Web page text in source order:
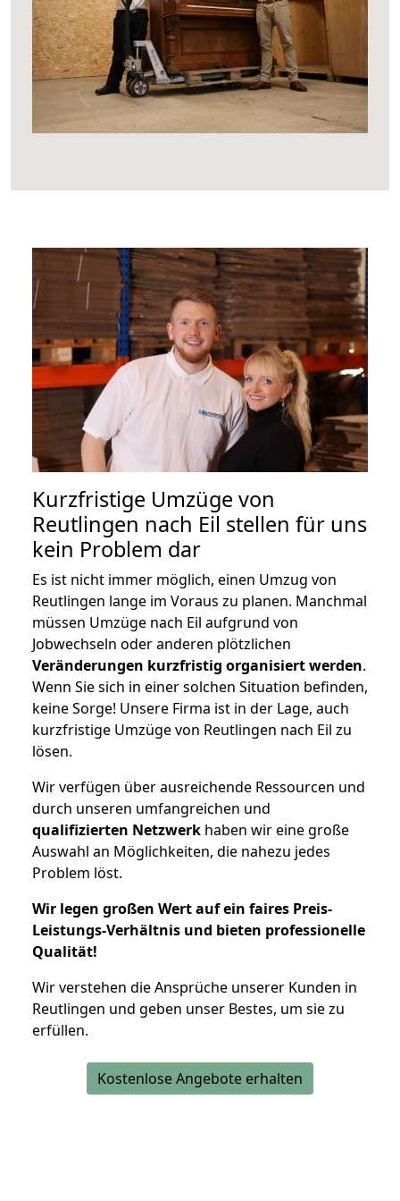
Kurzfristige Umzüge von
Reutlingen nach Eil stellen für uns
kein Problem dar
Es ist nicht immer möglich, einen Umzug von
Reutlingen lange im Voraus zu planen. Manchmal
müssen Umzüge nach Eil aufgrund von
Jobwechseln oder anderen plötzlichen
Veränderungen kurzfristig organisiert werden.
Wenn Sie sich in einer solchen Situation befinden,
keine Sorge! Unsere Firma ist in der Lage, auch
kurzfristige Umzüge von Reutlingen nach Eil zu
lösen.
Wir verfügen über ausreichende Ressourcen und
durch unseren umfangreichen und
qualifizierten Netzwerk haben wir eine große
Auswahl an Möglichkeiten, die nahezu jedes
Problem löst.
Wir legen großen Wert auf ein faires Preis-
Leistungs-Verhältnis und bieten professionelle
Qualität!
Wir verstehen die Ansprüche unserer Kunden in
Reutlingen und geben unser Bestes, um sie zu
erfüllen.
Kostenlose Angebote erhalten